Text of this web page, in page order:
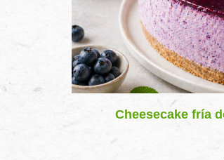
Cheesecake fría